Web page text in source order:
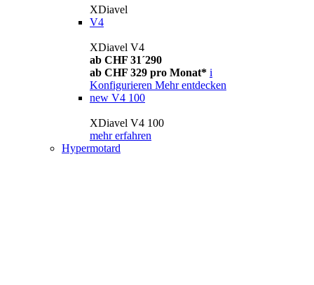
XDiavel
V4
XDiavel V4
ab CHF 31´290
ab CHF 329 pro Monat* i
Konfigurieren Mehr entdecken
new V4 100
XDiavel V4 100
mehr erfahren
Hypermotard